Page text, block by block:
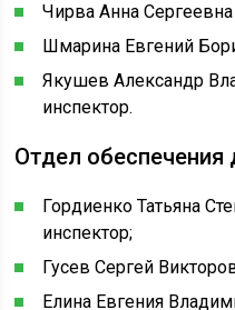
Чирва Анна Сергеевна
Шмарина Евгений
Якушев Александр
инспектор.
Отдел обеспечения
Гордиенко Татьяна
инспектор;
Гусев Сергей
Елина Евгения